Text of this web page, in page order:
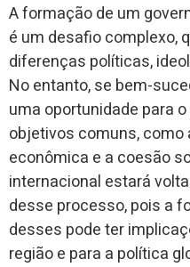
A formação de um
é um desafio complexo,
diferenças políticas,
No entanto, se bem-
uma oportunidade para
objetivos comuns, como
econômica e a coesão
internacional estará
desse processo, pois a
desses pode ter
região e para a política